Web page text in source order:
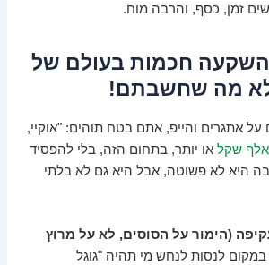
זמן, כסף, והרבה מוח.
חכמות בעולם של
לא מה שחשבתם!
על אתגרים והייפ, אתם בטח תוהים: "אוקיי,
או יותר, בתחום הזה, בלי להפסיד
היא לא פשוטה, אבל היא גם לא בלתי
(הימור על הסוסים, לא על מרוץ
במקום לנסות לנחש מי תהיה "גוגל